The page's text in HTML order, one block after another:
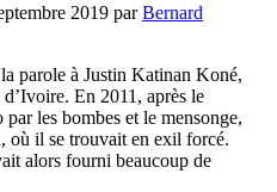
2019 parBernard
parole à Justin Katinan Koné,
En 2011, après le
les bombes et le mensonge,
où il se trouvait en exil forcé.
alors fourni beaucoup de